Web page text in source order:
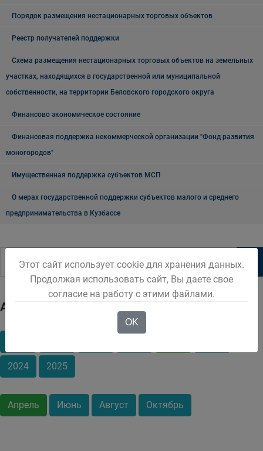
Порядок размещения нестационарных торговых объектов
Реестр получателей поддержки
Схема размещения нестационарных торговых объектов на земельных
участках, находящихся в государственной или муниципальной
собственности, на территории Беловского городского округа
Финансово экономическое состояние
Финансовая поддержка некоммерческой организации "Фонд развития
моногородов"
Имущественная поддержка субъектов МСП
О мерах государственной поддержки субъектов малого и среднего
предпринимательства в Кузбассе
Архив
2024 2025
Апрель Июнь Август Октябрь
Этот сайт использует cookie для хранения данных.
Продолжая использовать сайт, Вы даете свое
согласие на работу с этими файлами.
OK